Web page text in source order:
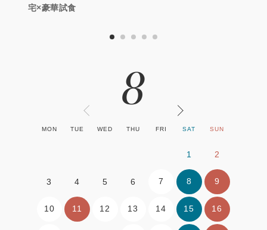
宅×豪華試食
8
MON TUE WED THU FRI SAT SUN
1 2
3 4 5 6 7 8 9
10 11 12 13 14 15 16